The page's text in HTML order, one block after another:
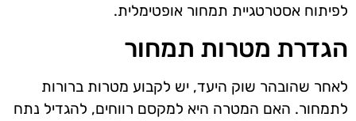
לפיתוח אסטרטגיית תמחור אופטימלית.
הגדרת מטרות תמחור
לאחר שהובהר שוק היעד, יש לקבוע מטרות ברורות
לתמחור. האם המטרה היא למקסם רווחים, להגדיל נתח